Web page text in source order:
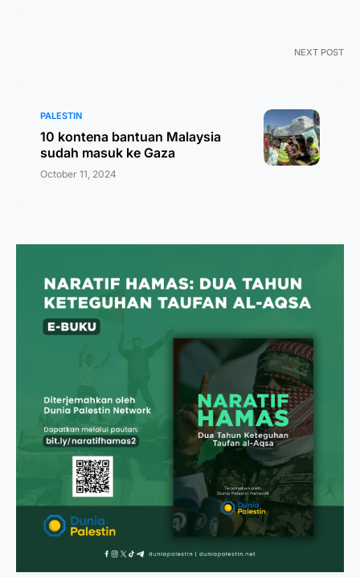
NEXT POST
PALESTIN
10 kontena bantuan Malaysia
sudah masuk ke Gaza
October 11, 2024